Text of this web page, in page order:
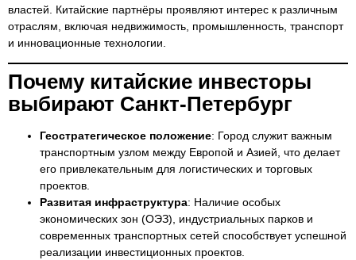
властей. Китайские партнёры проявляют интерес к различным
отраслям, включая недвижимость, промышленность, транспорт
и инновационные технологии.
Почему китайские инвесторы
выбирают Санкт-Петербург
Геостратегическое положение: Город служит важным
транспортным узлом между Европой и Азией, что делает
его привлекательным для логистических и торговых
проектов.
Развитая инфраструктура: Наличие особых
экономических зон (ОЭЗ), индустриальных парков и
современных транспортных сетей способствует успешной
реализации инвестиционных проектов.